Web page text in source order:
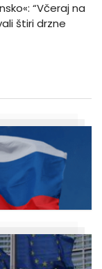
“Včeraj na
štiri drzne